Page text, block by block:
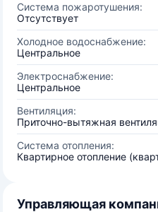
Система пожаротушения:
Отсутствует
Холодное водоснабжение:
Центральное
Электроснабжение:
Центральное
Вентиляция:
Приточно-вытяжная
Система отопления:
Квартирное отопление
Управляющая